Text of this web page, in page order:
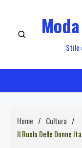
content
Stile
Home
Cultura
Il Ruolo Delle Donne